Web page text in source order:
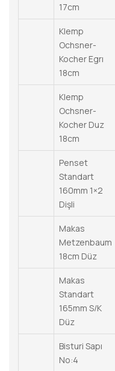
17cm
Klemp
Ochsner-
Kocher Egrı
18cm
Klemp
Ochsner-
Kocher Duz
18cm
Penset
Standart
160mm 1×2
Dişli
Makas
Metzenbaum
18cm Düz
Makas
Standart
165mm S/K
Düz
Bisturi Sapı
No:4